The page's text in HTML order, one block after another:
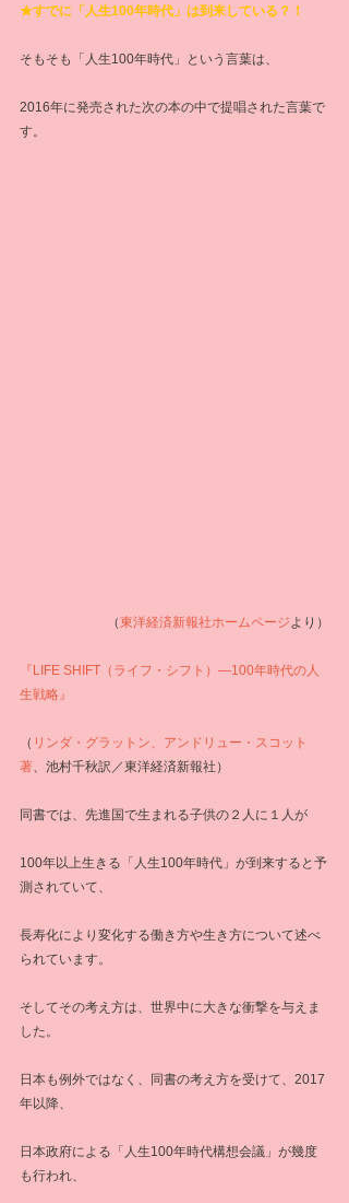
★すでに「人生100年時代」は到来している？！
そもそも「人生100年時代」という言葉は、
2016年に発売された次の本の中で提唱された言葉で
す。
（東洋経済新報社ホームページ より）
『LIFE SHIFT（ライフ・シフト）―100年時代の人
生戦略』
（ リンダ・グラットン、アンドリュー・スコット
著 、池村千秋訳／東洋経済新報社）
同書では、先進国で生まれる子供の２人に１人が
100年以上生きる「人生100年時代」が到来すると予
測されていて、
長寿化により変化する働き方や生き方について述べ
られています。
そしてその考え方は、世界中に大きな衝撃を与えま
した。
日本も例外ではなく、同書の考え方を受けて、2017
年以降、
日本政府による「人生100年時代構想会議」が幾度
も行われ、